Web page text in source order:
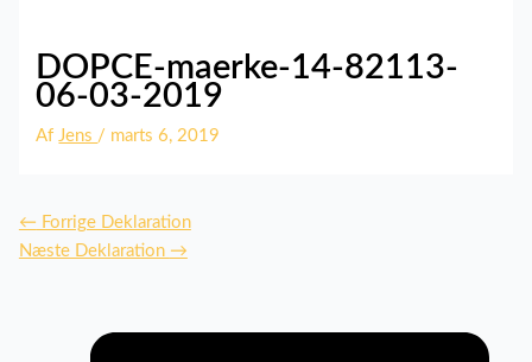
DOPCE-maerke-14-82113-
06-03-2019
AfJens / marts 6, 2019
← Forrige Deklaration
Næste Deklaration →